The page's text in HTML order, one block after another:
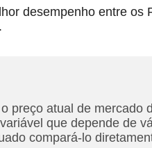
desempenho entre
preço atual de mercado
que depende de
compará-lo